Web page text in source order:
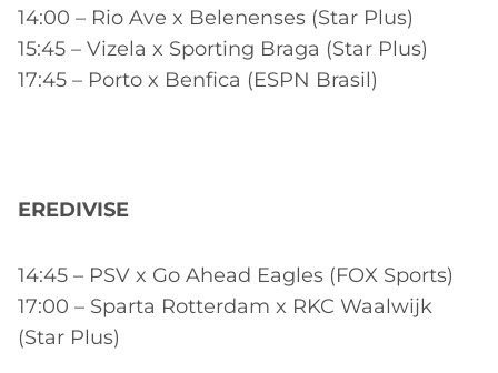
14:00 – Rio Ave x Belenenses (Star Plus)
15:45 – Vizela x Sporting Braga (Star Plus)
17:45 – Porto x Benfica (ESPN Brasil)
EREDIVISE
14:45 – PSV x Go Ahead Eagles (FOX Sports)
17:00 – Sparta Rotterdam x RKC Waalwijk
(Star Plus)